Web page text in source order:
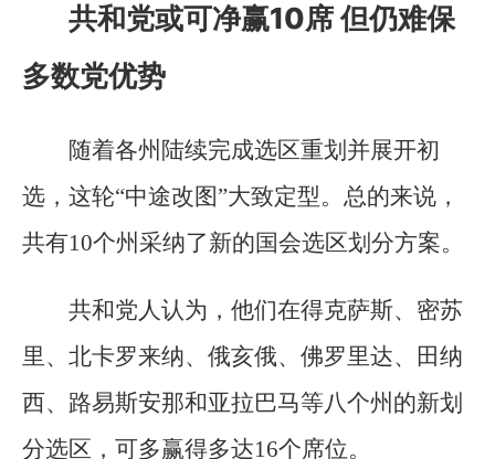
共和党或可净赢10席 但仍难保
多数党优势
随着各州陆续完成选区重划并展开初
选，这轮“中途改图”大致定型。总的来说，
共有10个州采纳了新的国会选区划分方案。
共和党人认为，他们在得克萨斯、密苏
里、北卡罗来纳、俄亥俄、佛罗里达、田纳
西、路易斯安那和亚拉巴马等八个州的新划
分选区，可多赢得多达16个席位。